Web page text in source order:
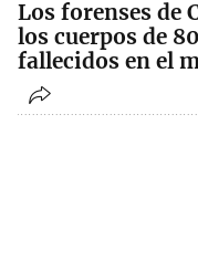
Los forenses de
los cuerpos de
fallecidos en el